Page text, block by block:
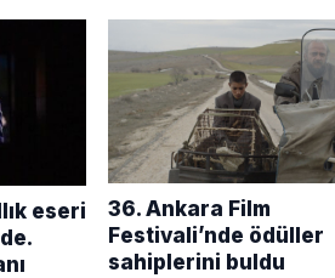
eseri
36. Ankara Film
Festivali’nde ödüller
sahiplerini buldu